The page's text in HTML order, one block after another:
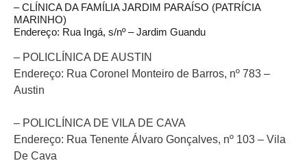
– CLÍNICA DA FAMÍLIA JARDIM PARAÍSO (PATRÍCIA
MARINHO)
Endereço: Rua Ingá, s/nº – Jardim Guandu
– POLICLÍNICA DE AUSTIN
Endereço: Rua Coronel Monteiro de Barros, nº 783 –
Austin
– POLICLÍNICA DE VILA DE CAVA
Endereço: Rua Tenente Álvaro Gonçalves, nº 103 – Vila
De Cava